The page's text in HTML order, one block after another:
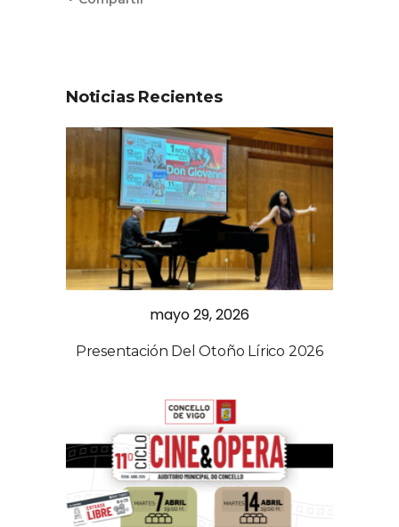
Noticias Recientes
mayo 29, 2026
Presentación Del Otoño Lírico 2026